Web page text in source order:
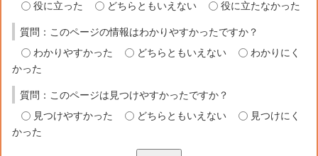
役に立った
どちらともいえない 役に立たなかった
質問：このページの情報はわかりやすかったですか？
わかりやすかった
どちらともいえない
わかりにく
かった
質問：このページは見つけやすかったですか？
見つけやすかった
どちらともいえない
見つけにく
かった